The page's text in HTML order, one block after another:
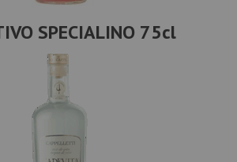
SPECIALINO 75cl